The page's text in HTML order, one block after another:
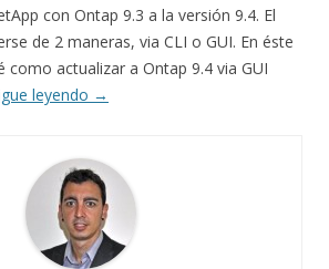
con Ontap 9.3 a la versión 9.4. El
de 2 maneras, via CLI o GUI. En éste
actualizar a Ontap 9.4 via GUI
leyendo →